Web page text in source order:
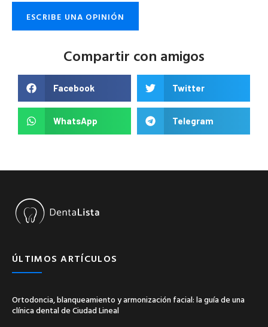
ESCRIBE UNA OPINIÓN
Compartir con amigos
Facebook Twitter
WhatsApp Telegram
ÚLTIMOS ARTÍCULOS
Ortodoncia, blanqueamiento y armonización facial: la guía de una
clínica dental de Ciudad Lineal